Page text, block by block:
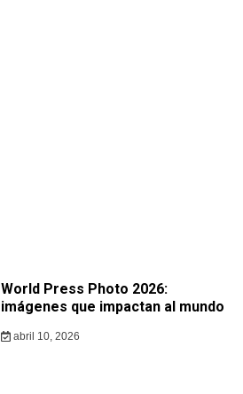
World Press Photo 2026:
imágenes que impactan al mundo
abril 10, 2026